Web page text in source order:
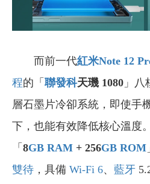
而前一代紅米Note 12
程的「 聯發科天璣 1080 」八
層石墨片冷卻系統，即使手
下，也能有效降低核心溫度
「 8GB RAM + 256GB ROM
雙待 ，具備 Wi-Fi 6、 藍牙